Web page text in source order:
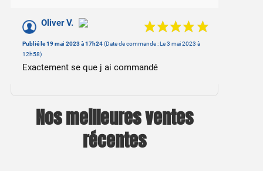
Oliver V.
Publié le 19 mai 2023 à 17h24(Date de commande : Le 3 mai 2023 à
12h58)
Exactement se que j ai commandé
Nos meilleures ventes
récentes